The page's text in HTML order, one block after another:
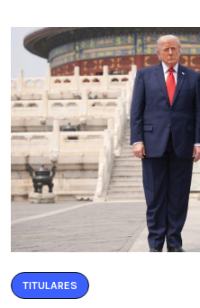
TITULARES